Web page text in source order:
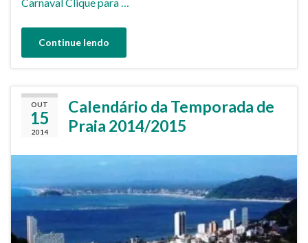
Continue lendo
OUT
15
2014
Calendário da Temporada de
Praia 2014/2015